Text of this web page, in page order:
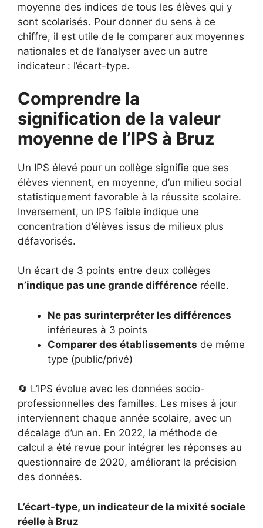
moyenne des indices de tous les élèves qui y
sont scolarisés. Pour donner du sens à ce
chiffre, il est utile de le comparer aux moyennes
nationales et de l’analyser avec un autre
indicateur : l’écart-type.
Comprendre la
signification de la valeur
moyenne de l’IPS à Bruz
Un IPS élevé pour un collège signifie que ses
élèves viennent, en moyenne, d’un milieu social
statistiquement favorable à la réussite scolaire.
Inversement, un IPS faible indique une
concentration d’élèves issus de milieux plus
défavorisés.
Un écart de 3 points entre deux collèges
n’indique pas une grande différence réelle.
Ne pas surinterpréter les différences
inférieures à 3 points
Comparer des établissements de même
type (public/privé)
🔄 L’IPS évolue avec les données socio-
professionnelles des familles. Les mises à jour
interviennent chaque année scolaire, avec un
décalage d’un an. En 2022, la méthode de
calcul a été revue pour intégrer les réponses au
questionnaire de 2020, améliorant la précision
des données.
L’écart-type, un indicateur de la mixité sociale
réelle à Bruz